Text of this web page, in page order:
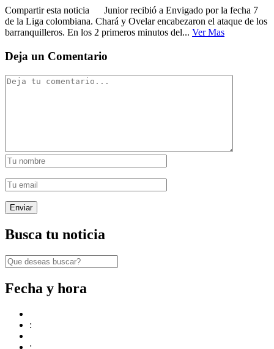
Compartir esta noticia Junior recibió a Envigado por la fecha 7
de la Liga colombiana. Chará y Ovelar encabezaron el ataque de los
barranquilleros. En los 2 primeros minutos del... Ver Mas
Deja un Comentario
Busca tu noticia
Fecha y hora
: